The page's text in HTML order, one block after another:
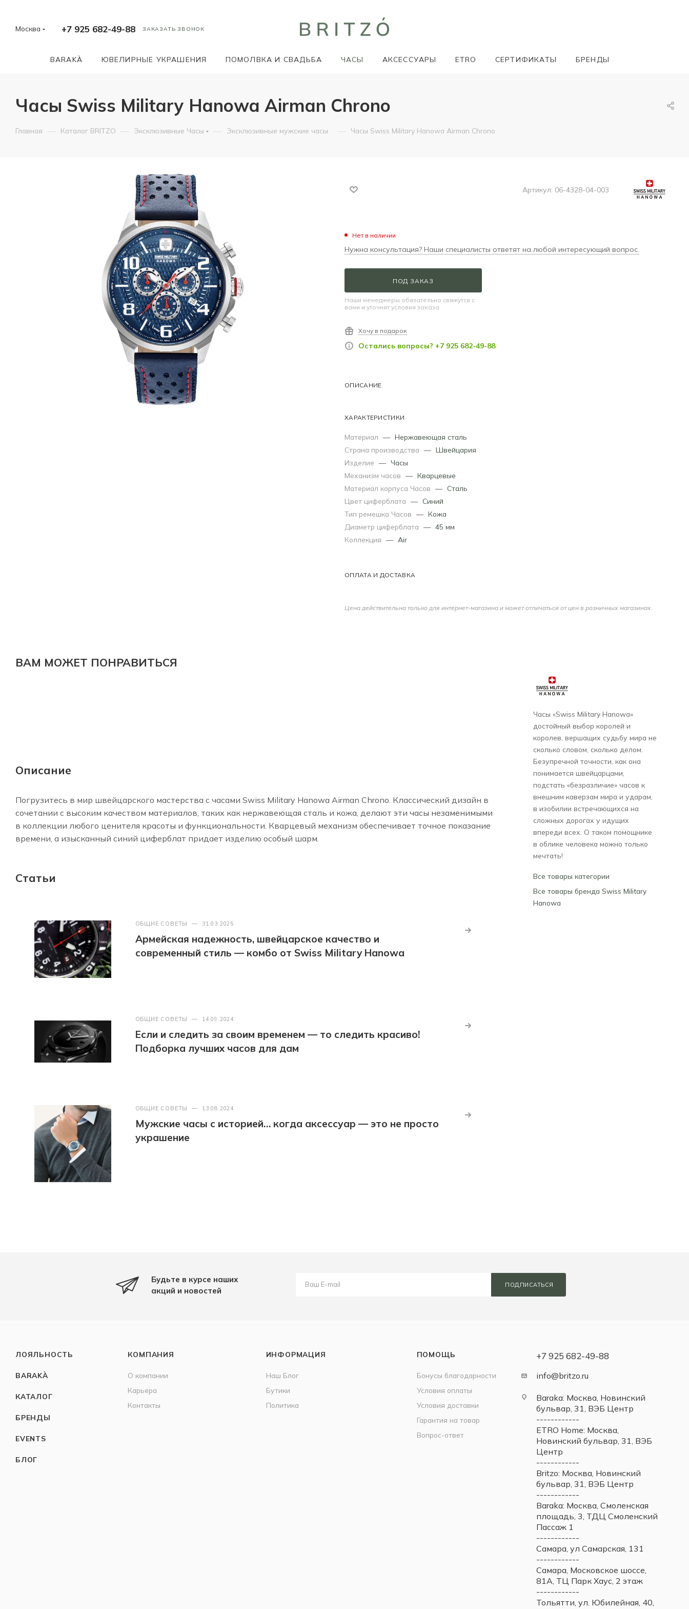
Москва +7 925 682-49-88 ЗАКАЗАТЬ ЗВОНОК
BARAKÀ ЮВЕЛИРНЫЕ УКРАШЕНИЯ ПОМОЛВКА И СВАДЬБА ЧАСЫ АКСЕССУАРЫ ETRO СЕРТИФИКАТЫ БРЕНДЫ
Часы Swiss Military Hanowa Airman Chrono
Главная — Каталог BRITZO — Эксклюзивные Часы — Эксклюзивные мужские часы — Часы Swiss Military Hanowa Airman Chrono
Артикул: 06-4328-04-003
Нет в наличии
Нужна консультация? Наши специалисты ответят на любой интересующий вопрос.
ПОД ЗАКАЗ
Наши менеджеры обязательно свяжутся с
вами и уточнят условия заказа
Хочу в подарок
Остались вопросы? +7 925 682-49-88
ОПИСАНИЕ
ХАРАКТЕРИСТИКИ
Материал — Нержавеющая сталь
Страна производства — Швейцария
Изделие — Часы
Механизм часов — Кварцевые
Материал корпуса Часов — Сталь
Цвет циферблата — Синий
Тип ремешка Часов — Кожа
Диаметр циферблата — 45 мм
Коллекция — Air
ОПЛАТА И ДОСТАВКА
Цена действительна только для интернет-магазина и может отличаться от цен в розничных магазинах.
ВАМ МОЖЕТ ПОНРАВИТЬСЯ
Описание
Погрузитесь в мир швейцарского мастерства с часами Swiss Military Hanowa Airman Chrono. Классический дизайн в
сочетании с высоким качеством материалов, таких как нержавеющая сталь и кожа, делают эти часы незаменимыми
в коллекции любого ценителя красоты и функциональности. Кварцевый механизм обеспечивает точное показание
времени, а изысканный синий циферблат придает изделию особый шарм.
Статьи
ОБЩИЕ СОВЕТЫ — 31.03.2025
Армейская надежность, швейцарское качество и
современный стиль — комбо от Swiss Military Hanowa
ОБЩИЕ СОВЕТЫ — 14.09.2024
Если и следить за своим временем — то следить красиво!
Подборка лучших часов для дам
ОБЩИЕ СОВЕТЫ — 13.08.2024
Мужские часы с историей… когда аксессуар — это не просто
украшение
Часы «Swiss Military Hanowa»
достойный выбор королей и
королев, вершащих судьбу мира не
сколько словом, сколько делом.
Безупречной точности, как она
понимается швейцарцами,
подстать «безразличие» часов к
внешним каверзам мира и ударам,
в изобилии встречающихся на
сложных дорогах у идущих
впереди всех. О таком помощнике
в облике человека можно только
мечтать!
Все товары категории
Все товары бренда Swiss Military
Hanowa
Будьте в курсе наших
акций и новостей
ПОДПИСАТЬСЯ
ЛОЯЛЬНОСТЬ
BARAKÀ
КАТАЛОГ
БРЕНДЫ
EVENTS
БЛОГ
КОМПАНИЯ
О компании
Карьера
Контакты
ИНФОРМАЦИЯ
Наш Блог
Бутики
Политика
ПОМОЩЬ
Бонусы благодарности
Условия оплаты
Условия доставки
Гарантия на товар
Вопрос-ответ
+7 925 682-49-88
info@britzo.ru
Baraka: Москва, Новинский
бульвар, 31, ВЭБ Центр
------------
ETRO Home: Москва,
Новинский бульвар, 31, ВЭБ
Центр
------------
Britzo: Москва, Новинский
бульвар, 31, ВЭБ Центр
------------
Baraka: Москва, Смоленская
площадь, 3, ТДЦ Смоленский
Пассаж 1
------------
Самара, ул Самарская, 131
------------
Самара, Московское шоссе,
81А, ТЦ Парк Хаус, 2 этаж
------------
Тольятти, ул. Юбилейная, 40,